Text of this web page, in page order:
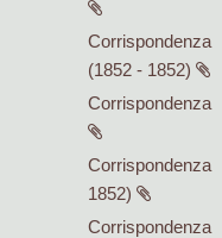
Corrispondenza
(1852 - 1852)
Corrispondenza
Corrispondenza
1852)
Corrispondenza